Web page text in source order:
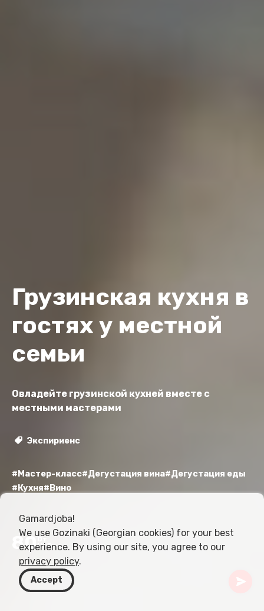
Грузинская кухня в
гостях у местной
семьи
Овладейте грузинской кухней вместе с
местными мастерами
Экспириенс
#Мастер-класс#Дегустация вина#Дегустация еды
#Кухня#Вино
80USD
Gamardjoba!
We use Gozinaki (Georgian cookies) for your best
experience. By using our site, you agree to our
privacy policy.
Accept